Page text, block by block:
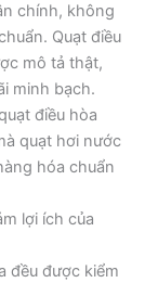
chính, không
Quạt điều
mô tả thật,
minh bạch.
điều hòa
quạt hơi nước
hóa chuẩn
lợi ích của
đều được kiểm